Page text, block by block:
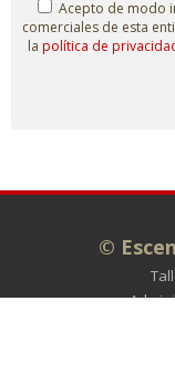
Acepto de modo
comerciales de esta
la política de
©